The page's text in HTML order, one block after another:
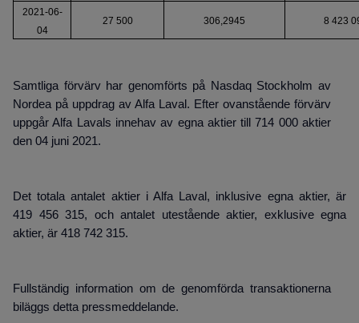
2021-06-
04
27 500 306,2945 8 423
Samtliga förvärv har genomförts på Nasdaq Stockholm av
Nordea på uppdrag av Alfa Laval. Efter ovanstående förvärv
uppgår Alfa Lavals innehav av egna aktier till 714 000 aktier
den 04 juni 2021.
Det totala antalet aktier i Alfa Laval, inklusive egna aktier, är
419 456 315, och antalet utestående aktier, exklusive egna
aktier, är 418 742 315.
Fullständig information om de genomförda transaktionerna
biläggs detta pressmeddelande.